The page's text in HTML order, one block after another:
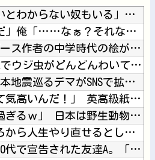
体罰肯定派「殴らないとわからない奴もいる」ワイ「いや司法や警...
友「俺実はゲイなんだ」俺「……なぁ？それなんで俺に言った？」
【画像あり】 ワンピース作者の中学時代の絵がすごすぎる→
【※衝撃】 中古の家でウジ虫がどんどんわいてくる→思い切って...
【ネットのデマ】 熊本地震巡るデマがSNSで拡散中…「偽の画...
海外「日本人はなんて気高いんだ！」 英高級紙も驚愕した極限の...
海外「日本はさすが過ぎるｗ」 日本は野生動物の喧嘩さえ可愛く...
一回だけ好きなところから人生やり直せるとしたら
もう先が長くないと20代で宣告された友達A。「会いに来てほし...